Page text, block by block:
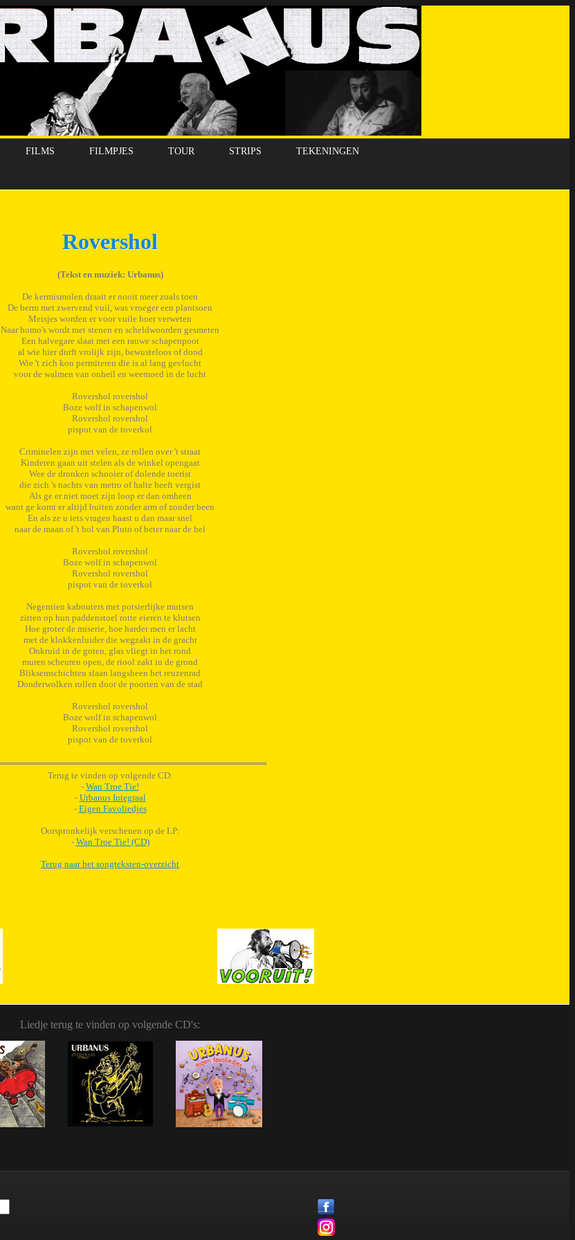
FILMS FILMPJES TOUR STRIPS TEKENINGEN
Rovershol
(Tekst en muziek: Urbanus)
De kermismolen draait er nooit meer zoals toen
De berm met zwervend vuil, was vroeger een plantsoen
Meisjes worden er voor vuile hoer verweten
Naar homo's wordt met stenen en scheldwoorden gesmeten
Een halvegare slaat met een rauwe schapenpoot
al wie hier durft vrolijk zijn, bewusteloos of dood
Wie 't zich kon permiteren die is al lang gevlucht
voor de walmen van onheil en weemoed in de lucht
Rovershol rovershol
Boze wolf in schapenwol
Rovershol rovershol
pispot van de toverkol
Criminelen zijn met velen, ze rollen over 't straat
Kinderen gaan uit stelen als de winkel opengaat
Wee de dronken schooier of dolende toerist
die zich 's nachts van metro of halte heeft vergist
Als ge er niet moet zijn loop er dan omheen
want ge komt er altijd buiten zonder arm of zonder been
En als ze u iets vragen haast u dan maar snel
naar de maan of 't hol van Pluto of beter naar de hel
Rovershol rovershol
Boze wolf in schapenwol
Rovershol rovershol
pispot van de toverkol
Negentien kabouters met potsierlijke mutsen
zitten op hun paddenstoel rotte eieren te klutsen
Hoe groter de miserie, hoe harder men er lacht
met de klokkenluider die wegzakt in de gracht
Onkruid in de goten, glas vliegt in het rond
muren scheuren open, de riool zakt in de grond
Bliksemschichten slaan langsheen het reuzenrad
Donderwolken rollen door de poorten van de stad
Rovershol rovershol
Boze wolf in schapenwol
Rovershol rovershol
pispot van de toverkol
Terug te vinden op volgende CD:
- Wan Troe Tie!
- Urbanus Integraal
- Eigen Favoliedjes
Oorspronkelijk verschenen op de LP:
- Wan Troe Tie! (CD)
Terug naar het songteksten-overzicht
Liedje terug te vinden op volgende CD's: